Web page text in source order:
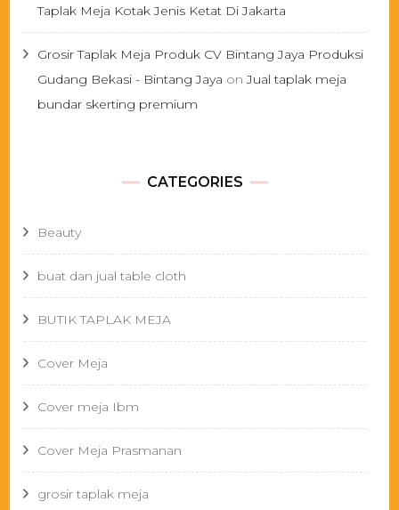
Taplak Meja Kotak Jenis Ketat Di Jakarta
Grosir Taplak Meja Produk CV Bintang Jaya Produksi
Gudang Bekasi - Bintang Jaya onJual taplak meja
bundar skerting premium
CATEGORIES
Beauty
buat dan jual table cloth
BUTIK TAPLAK MEJA
Cover Meja
Cover meja Ibm
Cover Meja Prasmanan
grosir taplak meja